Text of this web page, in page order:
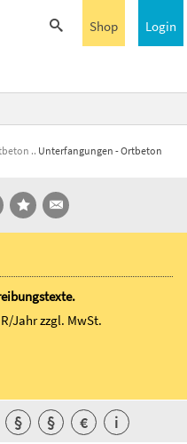
Login
Shop
Unterfangungen - Ortbeton
Jahrzzgl. MwSt.
§ § € i